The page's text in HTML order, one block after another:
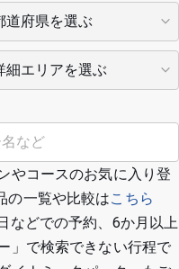
やコースのお気に入り登
の一覧や比較はこちら
などでの予約、6か月以上
」で検索できない行程で